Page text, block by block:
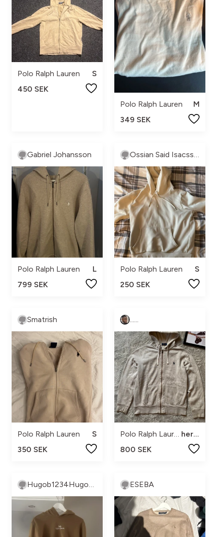
Polo Ralph Lauren
S
450 SEK
Polo Ralph Lauren
M
349 SEK
Gabriel Johansson
Polo Ralph Lauren
L
799 SEK
Polo Ralph Lauren
S
250 SEK
Smatrish
Polo Ralph Lauren
S
350 SEK
herr l
800 SEK
ESEBA